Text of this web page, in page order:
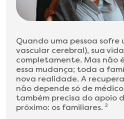
Quando uma pessoa sofre
vascular cerebral), sua
completamente. Mas não
essa mudança; toda a
nova realidade. A
não depende só de
também precisa do apoio
próximo: os familiares. 2